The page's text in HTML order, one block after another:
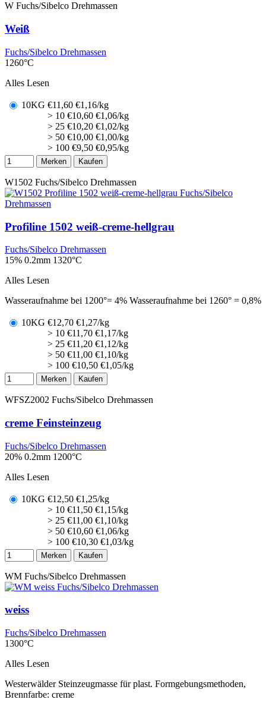
W Fuchs/Sibelco Drehmassen
Weiß
Fuchs/Sibelco Drehmassen
1260°C
Alles Lesen
10KG €11,60 €1,16/kg
> 10 €10,60 €1,06/kg
> 25 €10,20 €1,02/kg
> 50 €10,00 €1,00/kg
> 100 €9,50 €0,95/kg
Merken Kaufen
W1502 Fuchs/Sibelco Drehmassen
Profiline 1502 weiß-creme-hellgrau
Fuchs/Sibelco Drehmassen
15% 0.2mm 1320°C
Alles Lesen
Wasseraufnahme bei 1200°= 4% Wasseraufnahme bei 1260° = 0,8%
10KG €12,70 €1,27/kg
> 10 €11,70 €1,17/kg
> 25 €11,20 €1,12/kg
> 50 €11,00 €1,10/kg
> 100 €10,50 €1,05/kg
Merken Kaufen
WFSZ2002 Fuchs/Sibelco Drehmassen
creme Feinsteinzeug
Fuchs/Sibelco Drehmassen
20% 0.2mm 1200°C
Alles Lesen
10KG €12,50 €1,25/kg
> 10 €11,50 €1,15/kg
> 25 €11,00 €1,10/kg
> 50 €10,60 €1,06/kg
> 100 €10,30 €1,03/kg
Merken Kaufen
WM Fuchs/Sibelco Drehmassen
weiss
Fuchs/Sibelco Drehmassen
1300°C
Alles Lesen
Westerwälder Steinzeugmasse für plast. Formgebungsmethoden,
Brennfarbe: creme